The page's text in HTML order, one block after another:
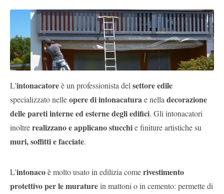
Pubblica
Offerte
Area
Aziende
L'intonacatoreè un professionista delsettore edile
specializzato nelleopere di intonacaturae nelladecorazione
delle pareti interne ed esterne degli edifici. Gli intonacatori
inoltrerealizzano e applicano stucchie finiture artistiche su
muri, soffitti e facciate.
L'intonacoè molto usato in edilizia comerivestimento
protettivo per le muraturein mattoni o in cemento: permette di